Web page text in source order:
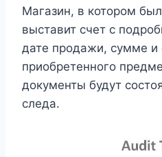
Магазин, в котором
выставит счет с
дате продажи, сумме и
приобретенного
документы будут
следа.